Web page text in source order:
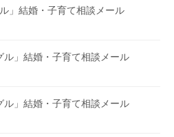
」結婚・子育て相談メール
」結婚・子育て相談メール
」結婚・子育て相談メール